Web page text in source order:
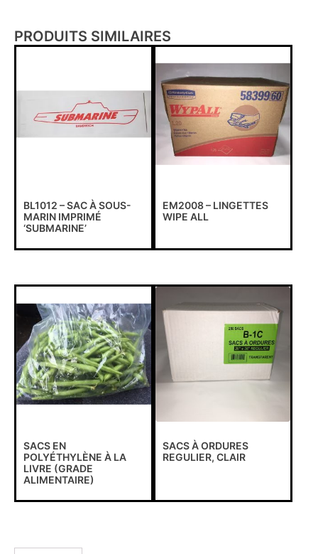
PRODUITS SIMILAIRES
BL1012 – SAC À SOUS-
MARIN IMPRIMÉ
‘SUBMARINE’
EM2008 – LINGETTES
WIPE ALL
SACS EN
POLYÉTHYLÈNE À LA
LIVRE (GRADE
ALIMENTAIRE)
SACS À ORDURES
REGULIER, CLAIR